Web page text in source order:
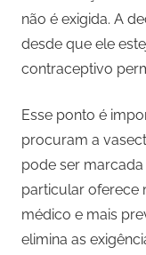
não é exigida. A
desde que ele
contraceptivo
Esse ponto é
procuram a
pode ser
particular oferece
médico e mais
elimina as